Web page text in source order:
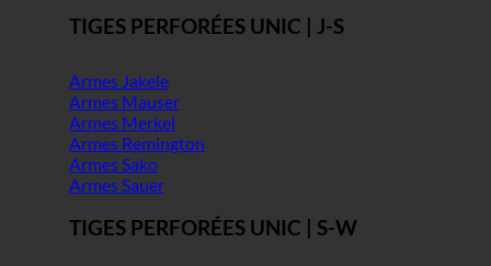
TIGES PERFORÉES UNIC | J-S
Armes Jakele
Armes Mauser
Armes Merkel
Armes Remington
Armes Sako
Armes Sauer
TIGES PERFORÉES UNIC | S-W